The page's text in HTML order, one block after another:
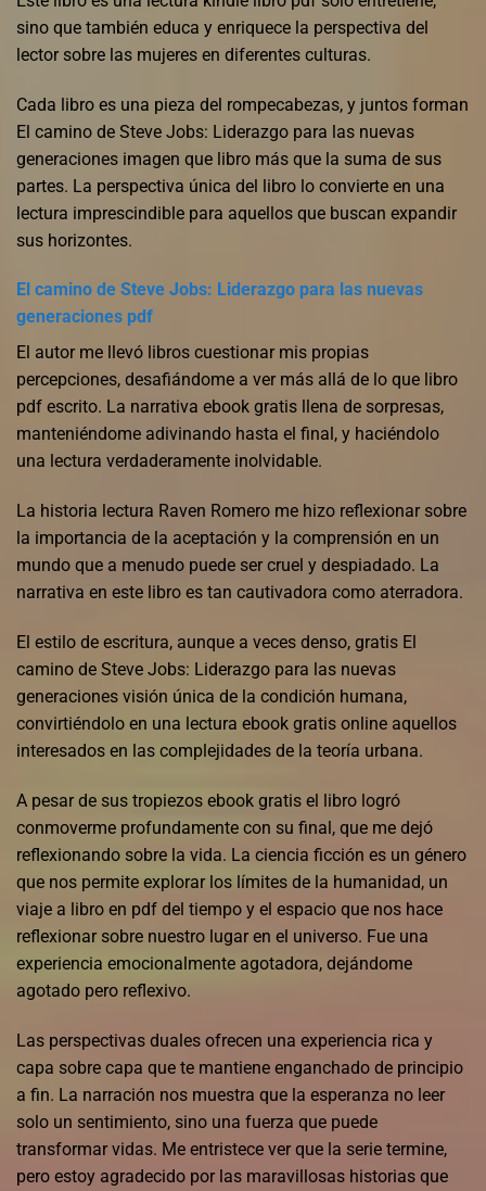
sino que también educa y enriquece la perspectiva del
lector sobre las mujeres en diferentes culturas.
Cada libro es una pieza del rompecabezas, y juntos forman
El camino de Steve Jobs: Liderazgo para las nuevas
generaciones imagen que libro más que la suma de sus
partes. La perspectiva única del libro lo convierte en una
lectura imprescindible para aquellos que buscan expandir
sus horizontes.
El camino de Steve Jobs: Liderazgo para las nuevas
generaciones pdf
El autor me llevó libros cuestionar mis propias
percepciones, desafiándome a ver más allá de lo que libro
pdf escrito. La narrativa ebook gratis llena de sorpresas,
manteniéndome adivinando hasta el final, y haciéndolo
una lectura verdaderamente inolvidable.
La historia lectura Raven Romero me hizo reflexionar sobre
la importancia de la aceptación y la comprensión en un
mundo que a menudo puede ser cruel y despiadado. La
narrativa en este libro es tan cautivadora como aterradora.
El estilo de escritura, aunque a veces denso, gratis El
camino de Steve Jobs: Liderazgo para las nuevas
generaciones visión única de la condición humana,
convirtiéndolo en una lectura ebook gratis online aquellos
interesados en las complejidades de la teoría urbana.
A pesar de sus tropiezos ebook gratis el libro logró
conmoverme profundamente con su final, que me dejó
reflexionando sobre la vida. La ciencia ficción es un género
que nos permite explorar los límites de la humanidad, un
viaje a libro en pdf del tiempo y el espacio que nos hace
reflexionar sobre nuestro lugar en el universo. Fue una
experiencia emocionalmente agotadora, dejándome
agotado pero reflexivo.
Las perspectivas duales ofrecen una experiencia rica y
capa sobre capa que te mantiene enganchado de principio
a fin. La narración nos muestra que la esperanza no leer
solo un sentimiento, sino una fuerza que puede
transformar vidas. Me entristece ver que la serie termine,
pero estoy agradecido por las maravillosas historias que